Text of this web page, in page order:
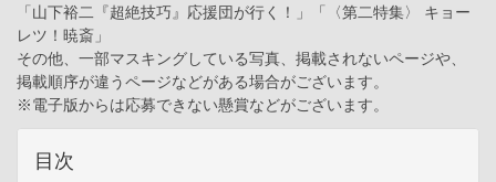
「山下裕二『超絶技巧』応援団が行く！」「〈第二特集〉 キョー
レツ！暁斎」
その他、一部マスキングしている写真、掲載されないページや、
掲載順序が違うページなどがある場合がございます。
※電子版からは応募できない懸賞などがございます。
目次